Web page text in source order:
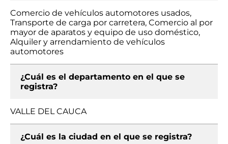
Comercio de vehículos automotores usados,
Transporte de carga por carretera, Comercio al por
mayor de aparatos y equipo de uso doméstico,
Alquiler y arrendamiento de vehículos
automotores
¿Cuál es el departamento en el que se
registra?
VALLE DEL CAUCA
¿Cuál es la ciudad en el que se registra?